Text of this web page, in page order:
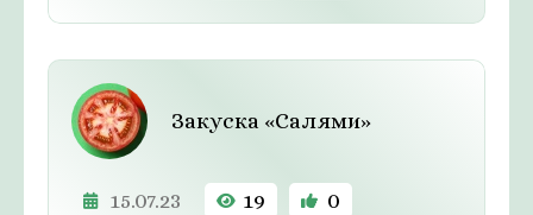
Закуска «Салями»
15.07.23 19 0